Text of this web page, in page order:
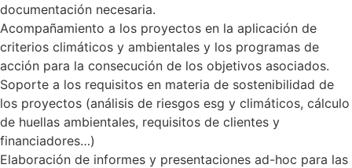
documentación necesaria.
Acompañamiento a los proyectos en la aplicación de
criterios climáticos y ambientales y los programas de
acción para la consecución de los objetivos asociados.
Soporte a los requisitos en materia de sostenibilidad de
los proyectos (análisis de riesgos esg y climáticos, cálculo
de huellas ambientales, requisitos de clientes y
financiadores…)
Elaboración de informes y presentaciones ad-hoc para las